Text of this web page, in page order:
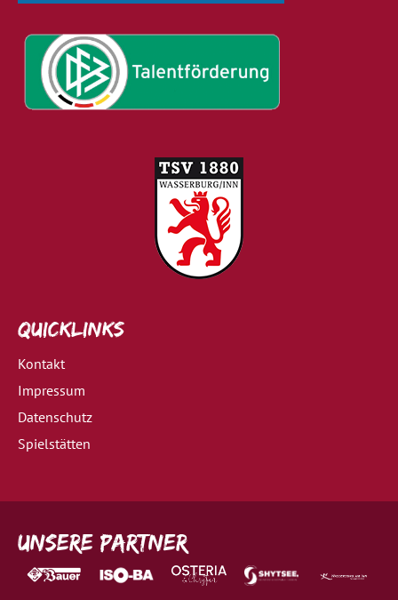
Quicklinks
Kontakt
Impressum
Datenschutz
Spielstätten
Unsere Partner